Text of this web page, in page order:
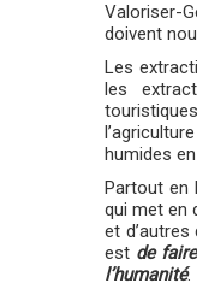
Valoriser-
doivent
Les
les
humides
Partout en
qui met en
et
est de
l’humanité.